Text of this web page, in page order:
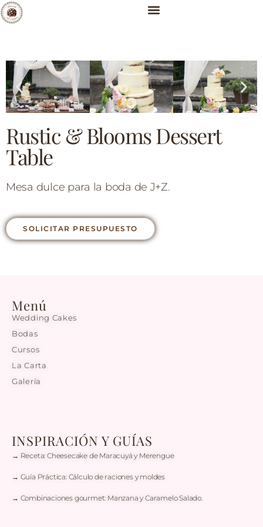
Rustic & Blooms Dessert
Table
Mesa dulce para la boda de J+Z.
SOLICITAR PRESUPUESTO
Menú
Wedding Cakes
Bodas
Cursos
La Carta
Galería
INSPIRACIÓN Y GUÍAS
→ Receta: Cheesecake de Maracuyá y Merengue
→ Guía Práctica: Cálculo de raciones y moldes
→ Combinaciones gourmet: Manzana y Caramelo Salado.